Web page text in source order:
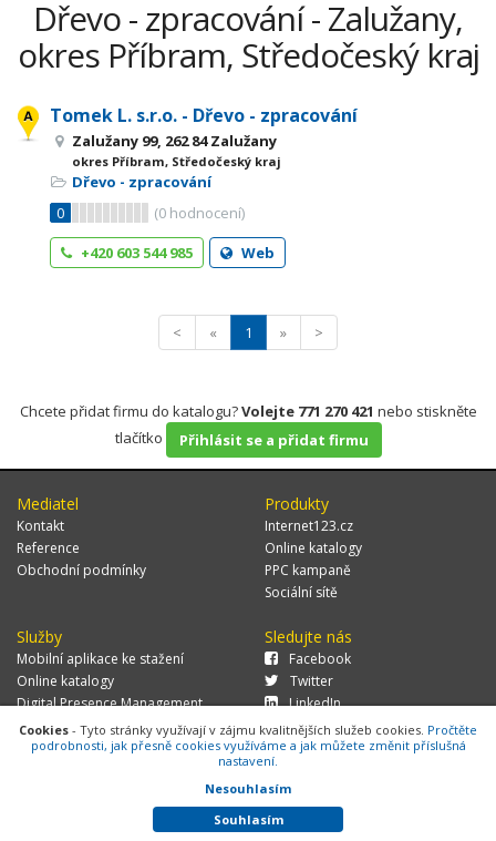
Dřevo - zpracování - Zalužany,
okres Příbram, Středočeský kraj
Tomek L. s.r.o. - Dřevo - zpracování
Zalužany 99, 262 84 Zalužany
okres Příbram, Středočeský kraj
Dřevo - zpracování
0
(0 hodnocení)
+420 603 544 985
Web
< « 1 » >
Chcete přidat firmu do katalogu?Volejte 771 270 421 nebo stiskněte
tlačítko
Přihlásit se a přidat firmu
Mediatel
Kontakt
Reference
Obchodní podmínky
Produkty
Internet123.cz
Online katalogy
PPC kampaně
Sociální sítě
Služby
Mobilní aplikace ke stažení
Online katalogy
Digital Presence Management
Více zákazníků
Sledujte nás
Facebook
Twitter
LinkedIn
© 2026 MEDIATEL CZ, s.r.o.,Za Potokem 46/4, 106 00 Praha 10, tel.:
+420 771 270 421, verze 1.29.0.143,
Cookies
Cookies - Tyto stránky využívají v zájmu kvalitnějších služeb cookies. Pročtěte
podrobnosti, jak přesně cookies využíváme a jak můžete změnit příslušná
nastavení.
Nesouhlasím
Souhlasím